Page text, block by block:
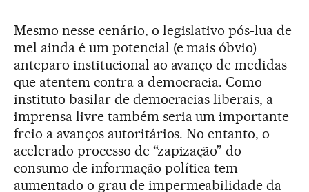
Mesmo nesse cenário, o legislativo pós-lua de
mel ainda é um potencial (e mais óbvio)
anteparo institucional ao avanço de medidas
que atentem contra a democracia. Como
instituto basilar de democracias liberais, a
imprensa livre também seria um importante
freio a avanços autoritários. No entanto, o
acelerado processo de “zapização” do
consumo de informação política tem
aumentado o grau de impermeabilidade da